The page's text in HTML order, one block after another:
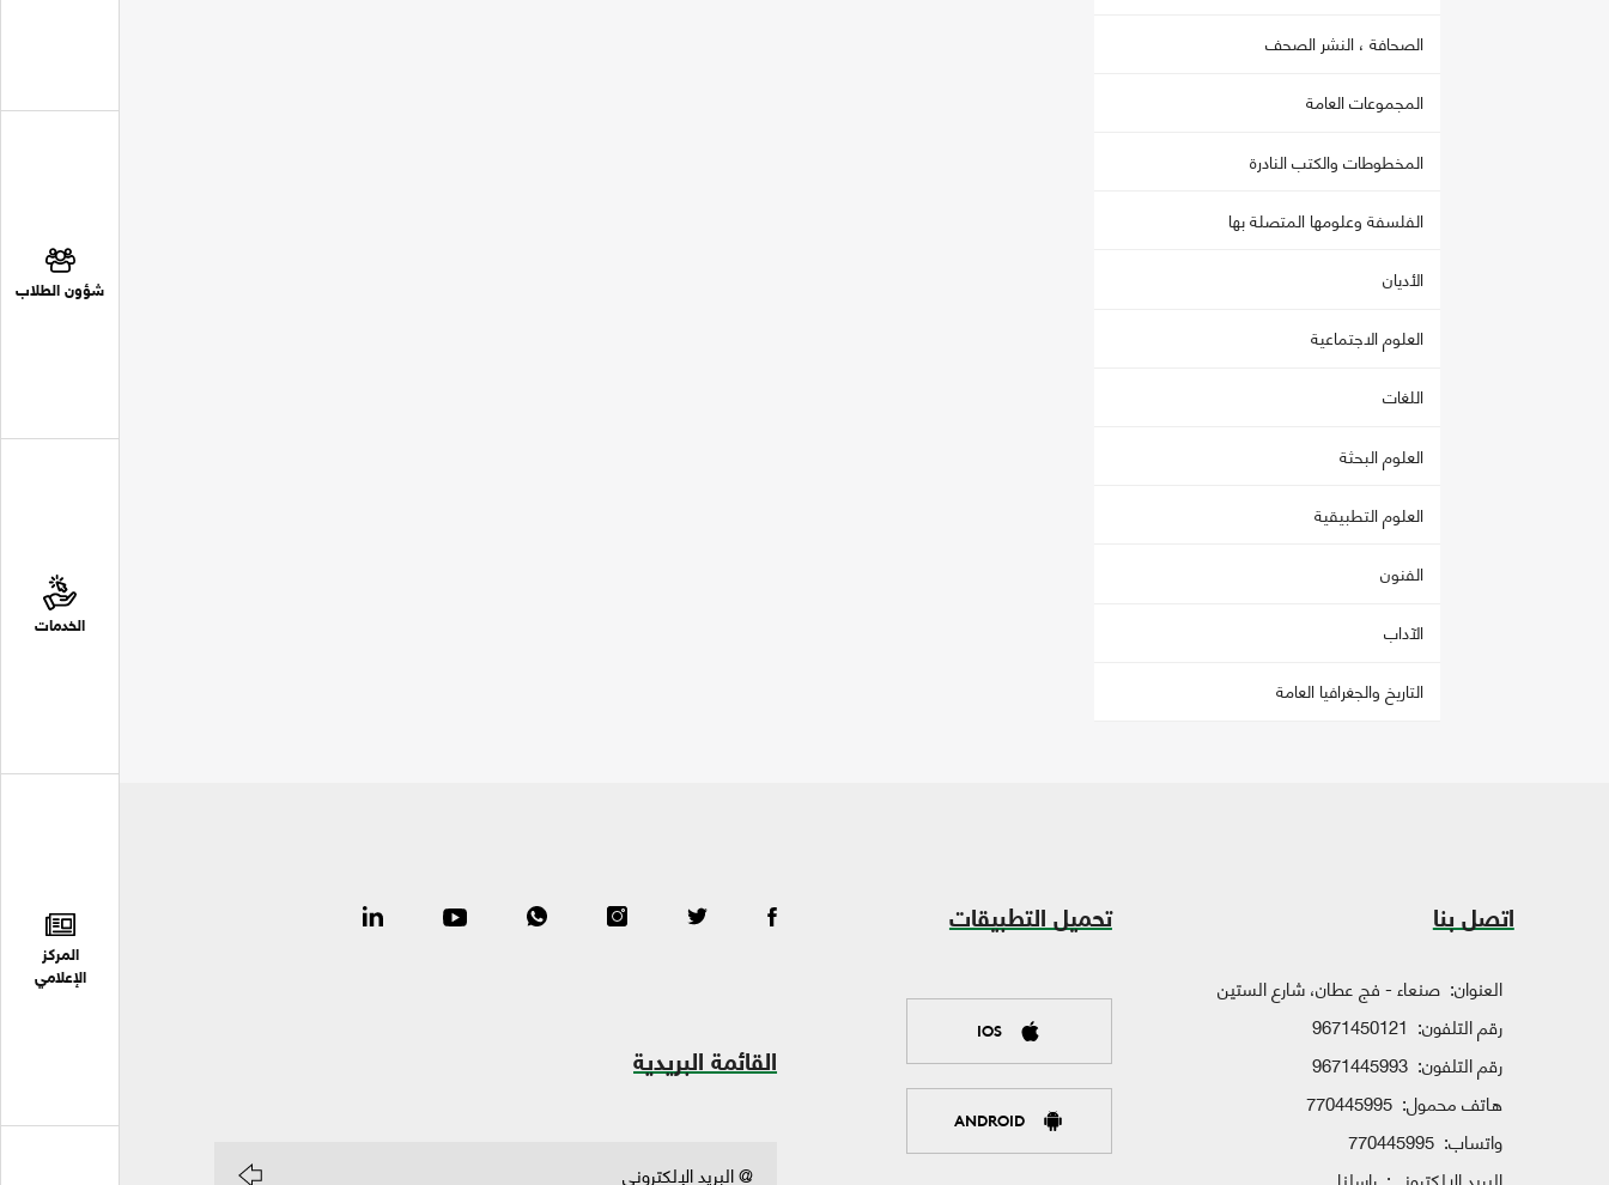
شؤون الطلاب
الخدمات
المركز
الإعلامي
الصحافة ، النشر الصحف
المجموعات العامة
المخطوطات والكتب النادرة
الفلسفة وعلومها المتصلة بها
الأديان
العلوم الاجتماعية
اللغات
العلوم البحثة
العلوم التطبيقية
الفنون
الآداب
التاريخ والجغرافيا العامة
اتصل بنا
العنوان: صنعاء - فج عطان، شارع الستين
رقم التلفون: 9671450121
رقم التلفون: 9671445993
هاتف محمول: 770445995
واتساب: 770445995
تحميل التطبيقات
IOS
ANDROID
القائمة البريدية